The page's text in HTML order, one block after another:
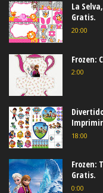
La
Gratis.
20:00
Frozen:
2:00
18:00
Frozen:
Gratis.
0:00